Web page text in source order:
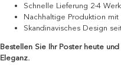
Schnelle Lieferung 2-4
Nachhaltige Produktion
Skandinavisches Design
Bestellen Sie Ihr Poster heute
Eleganz.